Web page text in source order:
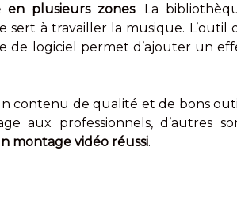
en plusieurs zones. La
à travailler la musique. L’outil
de logiciel permet d’ajouter un
contenu de qualité et de bons
aux professionnels, d’autres
montage vidéo réussi.